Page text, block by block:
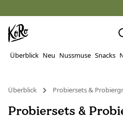
Überblick Neu Nussmuse Snacks
Überblick
Probiersets &
Probiersets &